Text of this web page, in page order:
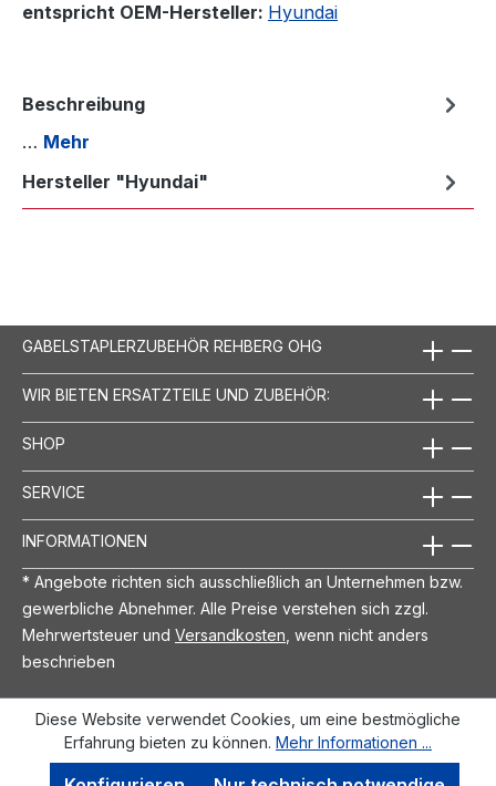
entspricht OEM-Hersteller: Hyundai
Beschreibung
… Mehr
Hersteller "Hyundai"
GABELSTAPLERZUBEHÖR REHBERG OHG
WIR BIETEN ERSATZTEILE UND ZUBEHÖR:
SHOP
SERVICE
INFORMATIONEN
* Angebote richten sich ausschließlich an Unternehmen bzw.
gewerbliche Abnehmer. Alle Preise verstehen sich zzgl.
Mehrwertsteuer und Versandkosten , wenn nicht anders
beschrieben
Diese Website verwendet Cookies, um eine bestmögliche
Erfahrung bieten zu können. Mehr Informationen ...